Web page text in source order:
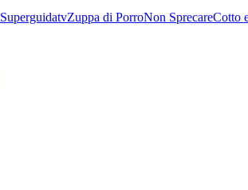
SuperguidatvZuppa di PorroNon SprecareCotto